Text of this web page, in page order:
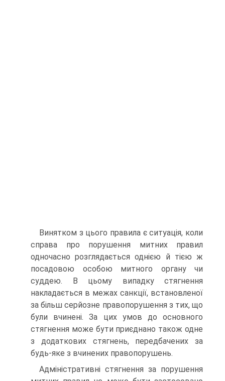
Винятком з цього правила є ситуація, коли
справа про порушення митних правил
одночасно розглядається однією й тією ж
посадовою особою митного органу чи
суддею. В цьому випадку стягнення
накладається в межах санкції, встановленої
за більш серйозне правопорушення з тих, що
були вчинені. За цих умов до основного
стягнення може бути приєднано також одне
з додаткових стягнень, передбачених за
будь-яке з вчинених правопорушень.
Адміністративні стягнення за порушення